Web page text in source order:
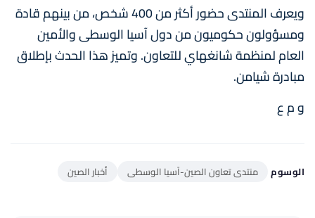
ويعرف المنتدى حضور أكثر من 400 شخص، من بينهم قادة
ومسؤولون حكوميون من دول آسيا الوسطى والأمين
العام لمنظمة شانغهاي للتعاون. وتميز هذا الحدث بإطلاق
مبادرة شيامن.
و م ع
الوسوم منتدى تعاون الصين-آسيا الوسطى أخبار الصين